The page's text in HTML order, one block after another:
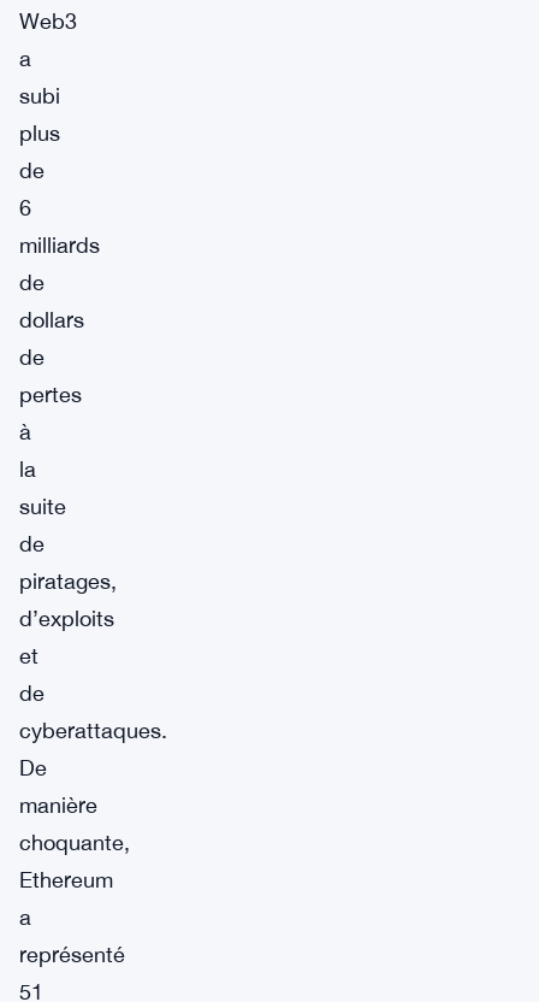
Web3
a
subi
plus
de
6
milliards
de
dollars
de
pertes
à
la
suite
de
piratages,
d’exploits
et
de
cyberattaques.
De
manière
choquante,
Ethereum
a
représenté
51